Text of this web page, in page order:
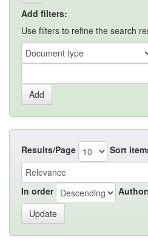
Add filters:
Use filters to refine the search
Results/Page Sort
In order